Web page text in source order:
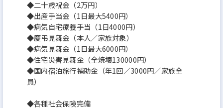
◆二十歳祝金（2万円）
◆出産手当金（1日最大5400円）
◆病気自宅療養手当（1日4000円）
◆慶弔見舞金（本人／家族対象）
◆病気見舞金（1日最大6000円）
◆住宅災害見舞金（全焼壊130000円）
◆国内宿泊旅行補助金（年1回／3000円／家族全
員）
◆各種社会保険完備